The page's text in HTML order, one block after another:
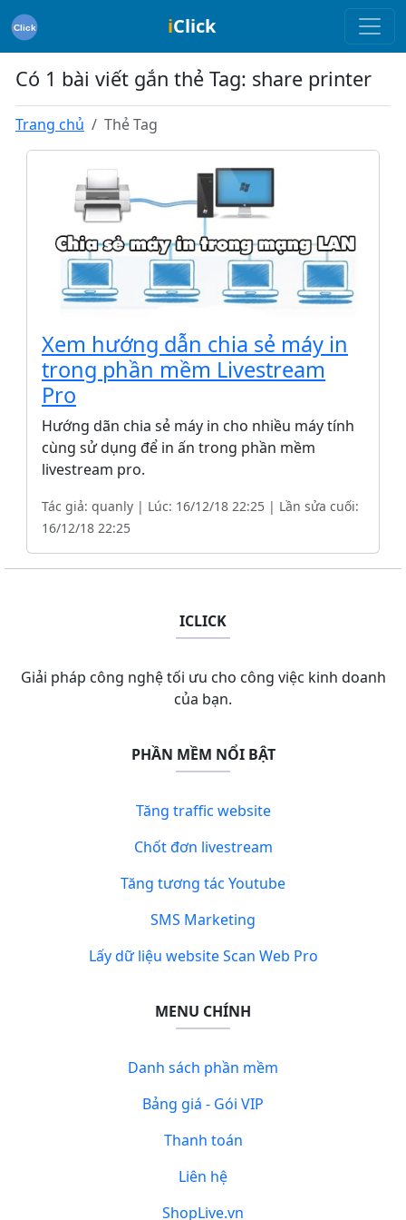
iClick
Có 1 bài viết gắn thẻ Tag: share printer
Trang chủ Thẻ Tag
Xem hướng dẫn chia sẻ máy in
trong phần mềm Livestream
Pro
Hướng dãn chia sẻ máy in cho nhiều máy tính
cùng sử dụng để in ấn trong phần mềm
livestream pro.
Tác giả: quanly | Lúc: 16/12/18 22:25 | Lần sửa cuối:
16/12/18 22:25
ICLICK
Giải pháp công nghệ tối ưu cho công việc kinh doanh
của bạn.
PHẦN MỀM NỔI BẬT
Tăng traffic website
Chốt đơn livestream
Tăng tương tác Youtube
SMS Marketing
Lấy dữ liệu website Scan Web Pro
MENU CHÍNH
Danh sách phần mềm
Bảng giá - Gói VIP
Thanh toán
Liên hệ
ShopLive.vn